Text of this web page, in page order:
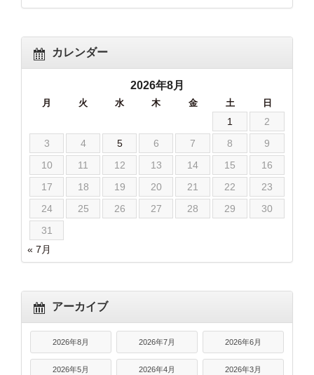
カレンダー
2026年8月
月 火 水 木 金 土 日
1
2
3
4 5 6 7 8
9
10
11 12 13 14 15
16
17
18 19 20 21 22
23
24
25 26 27 28 29
30
31
« 7月
アーカイブ
2026年8月 2026年7月 2026年6月
2026年5月 2026年4月 2026年3月